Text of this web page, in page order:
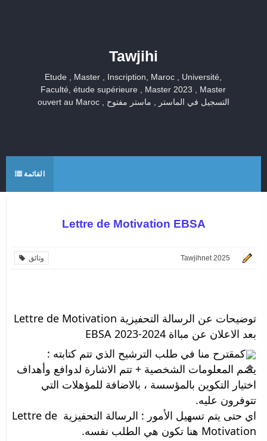
Tawjihi
Etude , Master , Inscription, Maroc , Université,
Faculté, étude supérieure , Master 2023 , Master
ouvert au Maroc , التسجيل في الماستر , ماستر مفتوح
القائمة
Lettre de Motivation EBSA
Tawjihnet 2025 وثائق
توضيحات عن الرسالة التحفيزية Lettre de Motivation
بعد الاعلان عن مبااة EBSA 2023-2024
كمقترح منا في طلب الترشيح الذي تتم كتابته :
تتوفرون عليه.
اي حتى يتم تسهيل الأمور : الرسالة التحفيزية Lettre de
Motivation هنا تكون هي الطلب نفسه.